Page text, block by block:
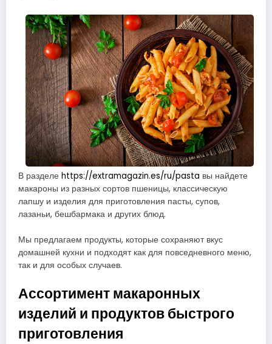
В разделе https://extramagazin.es/ru/pasta вы найдете
макароны из разных сортов пшеницы, классическую
лапшу и изделия для приготовления пасты, супов,
лазаньи, бешбармака и других блюд.
Мы предлагаем продукты, которые сохраняют вкус
домашней кухни и подходят как для повседневного меню,
так и для особых случаев.
Ассортимент макаронных
изделий и продуктов быстрого
приготовления